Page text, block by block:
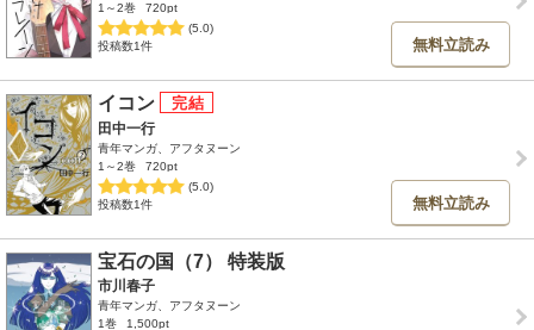
1～2巻
720pt
(5.0)
投稿数1件
無料立読み
イコン
田中一行
青年マンガ、アフタヌーン
1～2巻
720pt
(5.0)
投稿数1件
無料立読み
宝石の国（7） 特装版
市川春子
青年マンガ、アフタヌーン
1巻
1,500pt